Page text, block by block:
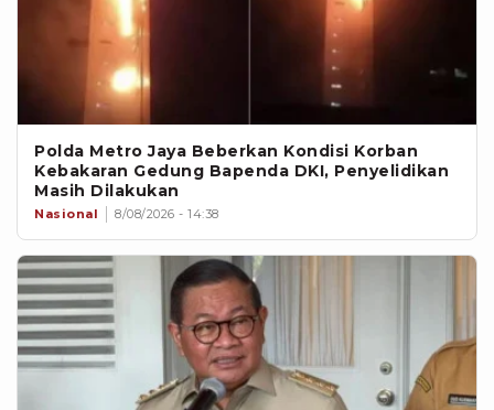
Polda Metro Jaya Beberkan Kondisi Korban
Kebakaran Gedung Bapenda DKI, Penyelidikan
Masih Dilakukan
Nasional 8/08/2026 - 14:38